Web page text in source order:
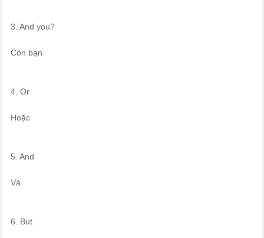
3. And you?
Còn bạn
4. Or
Hoặc
5. And
Và
6. But